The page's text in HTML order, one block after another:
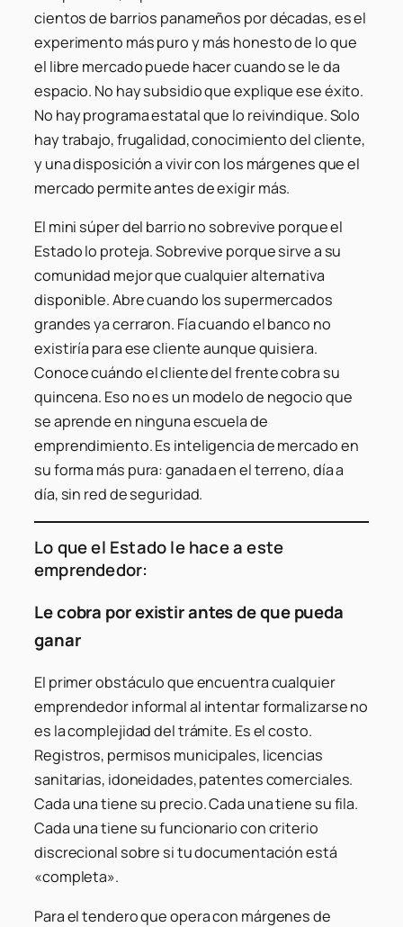
cientos de barrios panameños por décadas, es el
experimento más puro y más honesto de lo que
el libre mercado puede hacer cuando se le da
espacio. No hay subsidio que explique ese éxito.
No hay programa estatal que lo reivindique. Solo
hay trabajo, frugalidad, conocimiento del cliente,
y una disposición a vivir con los márgenes que el
mercado permite antes de exigir más.
El mini súper del barrio no sobrevive porque el
Estado lo proteja. Sobrevive porque sirve a su
comunidad mejor que cualquier alternativa
disponible. Abre cuando los supermercados
grandes ya cerraron. Fía cuando el banco no
existiría para ese cliente aunque quisiera.
Conoce cuándo el cliente del frente cobra su
quincena. Eso no es un modelo de negocio que
se aprende en ninguna escuela de
emprendimiento. Es inteligencia de mercado en
su forma más pura: ganada en el terreno, día a
día, sin red de seguridad.
Lo que el Estado le hace a este
emprendedor:
Le cobra por existir antes de que pueda
ganar
El primer obstáculo que encuentra cualquier
emprendedor informal al intentar formalizarse no
es la complejidad del trámite. Es el costo.
Registros, permisos municipales, licencias
sanitarias, idoneidades, patentes comerciales.
Cada una tiene su precio. Cada una tiene su fila.
Cada una tiene su funcionario con criterio
discrecional sobre si tu documentación está
«completa».
Para el tendero que opera con márgenes de